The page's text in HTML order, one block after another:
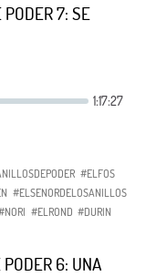
7: SE
#ELFOS
#ELSENORDELOSANILLOS
#ELROND #DURIN
6: UNA